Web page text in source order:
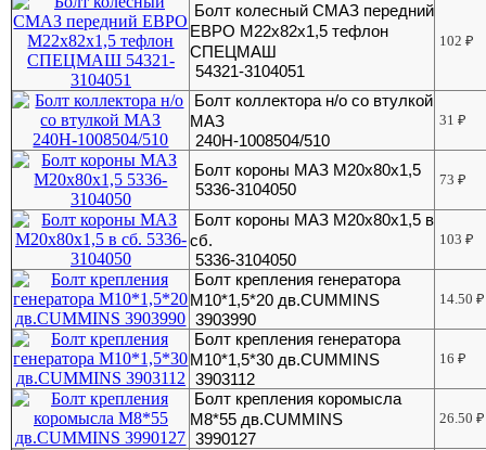
Болт колесный СМАЗ передний
ЕВРО М22х82х1,5 тефлон
СПЕЦМАШ
54321-3104051
102₽
Болт коллектора н/о со втулкой
МАЗ
240Н-1008504/510
31₽
Болт короны МАЗ М20х80х1,5
5336-3104050
73₽
Болт короны МАЗ М20х80х1,5 в
сб.
5336-3104050
103₽
Болт крепления генератора
М10*1,5*20 дв.CUMMINS
3903990
14.50₽
Болт крепления генератора
М10*1,5*30 дв.CUMMINS
3903112
16₽
Болт крепления коромысла
М8*55 дв.CUMMINS
3990127
26.50₽